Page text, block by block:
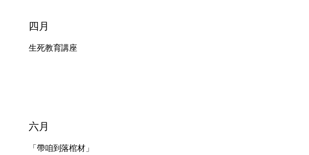
​四月
生死教育講座
六月
「帶咱到落棺材」